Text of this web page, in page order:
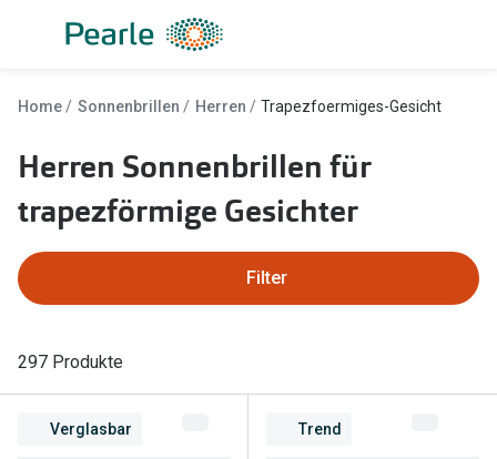
Herren
Kinder
Gleitsicht
AI Glasses
Lesebrillen
Kinder
Gleitsicht
Home Sonnenbrillen Herren Trapezfoermiges-Gesicht
Herren Sonnenbrillen für
trapezförmige Gesichter
Filter
297 Produkte
Verglasbar Trend